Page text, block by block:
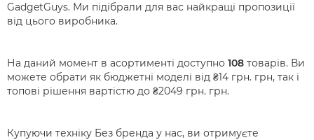
GadgetGuys. Ми підібрали для вас найкращі пропозиції
від цього виробника.
На даний момент в асортименті доступно 108 товарів. Ви
можете обрати як бюджетні моделі від ₴14 грн. грн, так і
топові рішення вартістю до ₴2049 грн. грн.
Купуючи техніку Без бренда у нас, ви отримуєте